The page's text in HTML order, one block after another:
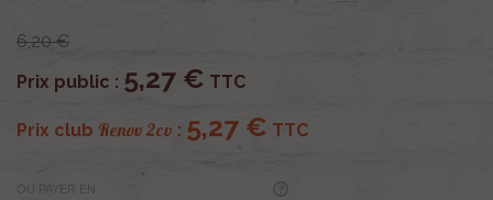
6,20 €
Prix public : 5,27 € TTC
Prix club Renov 2cv : 5,27 € TTC
OU PAYER EN